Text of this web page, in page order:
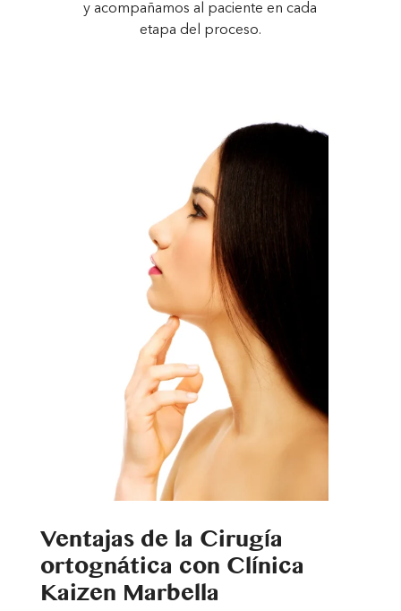
y acompañamos al paciente en cada
etapa del proceso.
Ventajas de la Cirugía
ortognática con Clínica
Kaizen Marbella